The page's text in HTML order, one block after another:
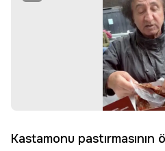
Kastamonu